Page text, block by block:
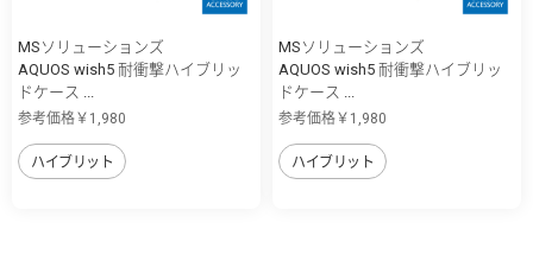
MSソリューションズ
AQUOS wish5 耐衝撃ハイブリッ
ドケース ...
参考価格￥1,980
ハイブリット
MSソリューションズ
AQUOS wish5 耐衝撃ハイブリッ
ドケース ...
参考価格￥1,980
ハイブリット